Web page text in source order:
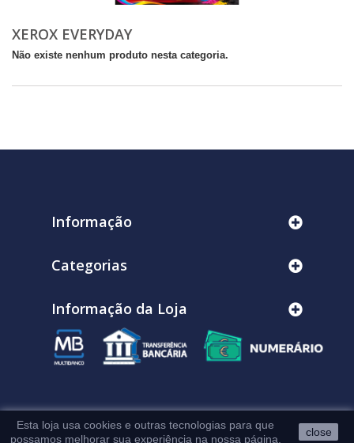
XEROX EVERYDAY
Não existe nenhum produto nesta categoria.
Informação
Categorias
Informação da Loja
Esta loja usa cookies e outras tecnologias para que
possamos melhorar sua experiência na nossa página.
close